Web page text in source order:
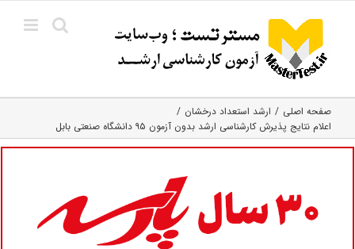
content
صفحه اصلی
ارشد استعداد درخشان
اعلام نتایج پذیرش کارشناسی ارشد بدون آزمون ۹۵ دانشگاه صنعتی بابل